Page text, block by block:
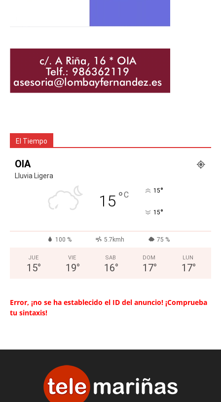
El Tiempo
OIA
Lluvia Ligera
15 °C 15°
15°
100 % 5.7kmh 75 %
JUE
15°
VIE
19°
SAB
16°
DOM
17°
LUN
17°
Error, ¡no se ha establecido el ID del anuncio! ¡Comprueba
tu sintaxis!